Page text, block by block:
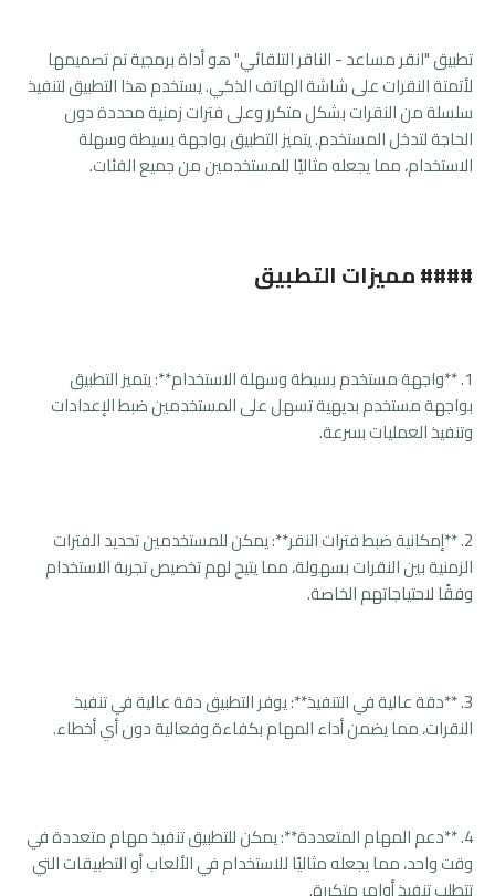
تطبيق "انقر مساعد - الناقر التلقائي" هو أداة برمجية تم تصميمها
لأتمتة النقرات على شاشة الهاتف الذكي. يستخدم هذا التطبيق لتنفيذ
سلسلة من النقرات بشكل متكرر وعلى فترات زمنية محددة دون
الحاجة لتدخل المستخدم. يتميز التطبيق بواجهة بسيطة وسهلة
الاستخدام، مما يجعله مثاليًا للمستخدمين من جميع الفئات.
#### مميزات التطبيق
1. **واجهة مستخدم بسيطة وسهلة الاستخدام**: يتميز التطبيق
بواجهة مستخدم بديهية تسهل على المستخدمين ضبط الإعدادات
وتنفيذ العمليات بسرعة.
2. **إمكانية ضبط فترات النقر**: يمكن للمستخدمين تحديد الفترات
الزمنية بين النقرات بسهولة، مما يتيح لهم تخصيص تجربة الاستخدام
وفقًا لاحتياجاتهم الخاصة.
3. **دقة عالية في التنفيذ**: يوفر التطبيق دقة عالية في تنفيذ
النقرات، مما يضمن أداء المهام بكفاءة وفعالية دون أي أخطاء.
4. **دعم المهام المتعددة**: يمكن للتطبيق تنفيذ مهام متعددة في
وقت واحد، مما يجعله مثاليًا للاستخدام في الألعاب أو التطبيقات التي